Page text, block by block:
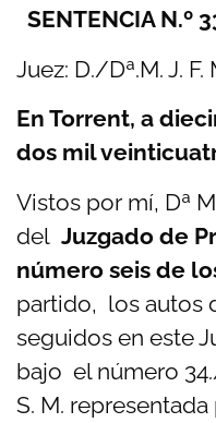
SENTENCIA N.º
Juez: D./Dª.M. J. F.
En Torrent, a
dos mil
Vistos por mí, Dª
del Juzgado de
número seis de
partido, los autos
seguidos en este
bajo el número
S. M.